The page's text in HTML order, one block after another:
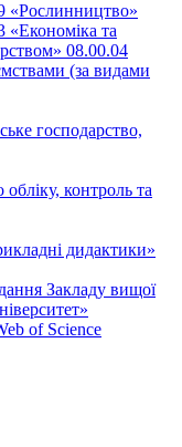
«Рослинництво»
«Економіка та
08.00.04
(за видами
господарство,
контроль та
дидактики»
Закладу вищої
of Science